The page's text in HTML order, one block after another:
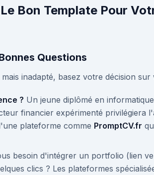
Bon Template Pour
Questions
inadapté, basez votre décision sur
? Un jeune diplômé en
financier expérimenté privilégiera
plateforme comme PromptCV.fr
besoin d'intégrer un portfolio (lien
clics ? Les plateformes